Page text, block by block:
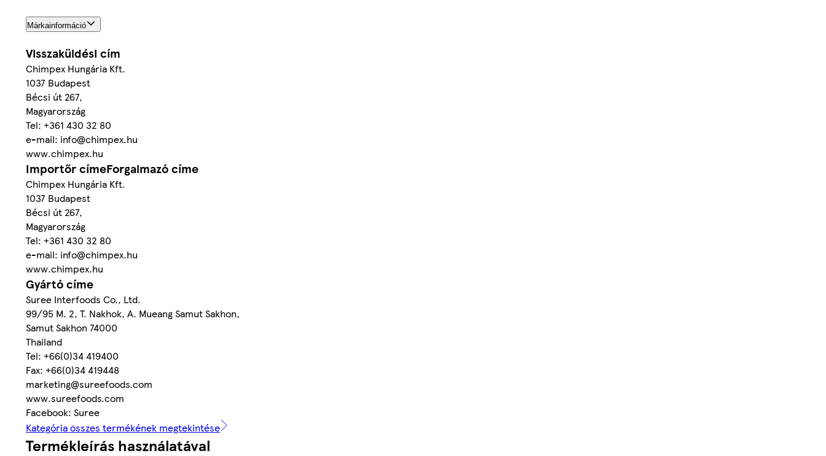
Márkainformáció
Visszaküldési cím
Chimpex Hungária Kft.
1037 Budapest
Bécsi út 267,
Magyarország
Tel: +361 430 32 80
e-mail: info@chimpex.hu
www.chimpex.hu
Importőr címeForgalmazó címe
Chimpex Hungária Kft.
1037 Budapest
Bécsi út 267,
Magyarország
Tel: +361 430 32 80
e-mail: info@chimpex.hu
www.chimpex.hu
Gyártó címe
Suree Interfoods Co., Ltd.
99/95 M. 2, T. Nakhok, A. Mueang Samut Sakhon,
Samut Sakhon 74000
Thailand
Tel: +66(0)34 419400
Fax: +66(0)34 419448
marketing@sureefoods.com
www.sureefoods.com
Facebook: Suree
Kategória összes termékének megtekintése
Termékleírás használatával